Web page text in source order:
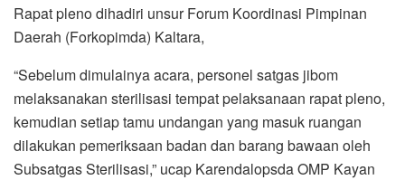
Rapat pleno dihadiri unsur Forum Koordinasi Pimpinan
Daerah (Forkopimda) Kaltara,
“Sebelum dimulainya acara, personel satgas jibom
melaksanakan sterilisasi tempat pelaksanaan rapat pleno,
kemudian setiap tamu undangan yang masuk ruangan
dilakukan pemeriksaan badan dan barang bawaan oleh
Subsatgas Sterilisasi,” ucap Karendalopsda OMP Kayan